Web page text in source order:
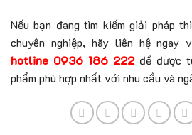
Nếu bạn đang tìm kiếm giải pháp
chuyên nghiệp, hãy liên hệ ngay
hotline 0936 186 222để được
phẩm phù hợp nhất với nhu cầu và